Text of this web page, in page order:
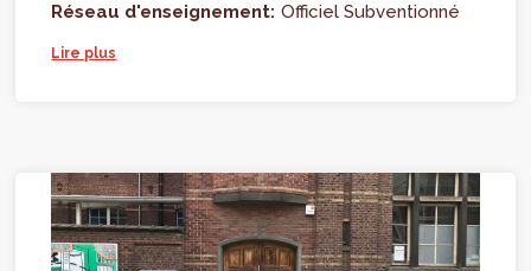
Réseau d'enseignement: Officiel Subventionné
Lire plus